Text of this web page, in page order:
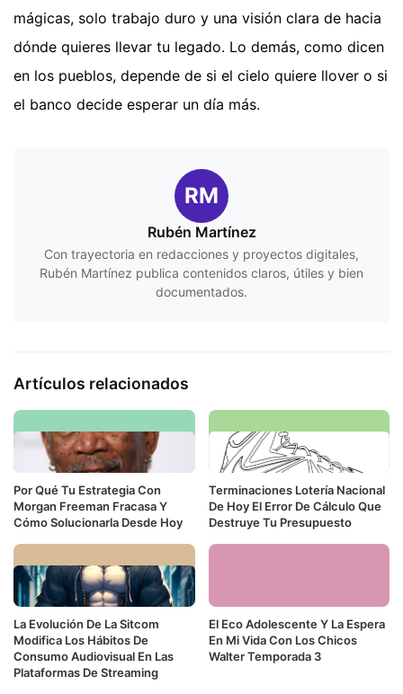
mágicas, solo trabajo duro y una visión clara de hacia
dónde quieres llevar tu legado. Lo demás, como dicen
en los pueblos, depende de si el cielo quiere llover o si
el banco decide esperar un día más.
RM
Rubén Martínez
Con trayectoria en redacciones y proyectos digitales,
Rubén Martínez publica contenidos claros, útiles y bien
documentados.
Artículos relacionados
Por Qué Tu Estrategia Con
Morgan Freeman Fracasa Y
Cómo Solucionarla Desde Hoy
Terminaciones Lotería Nacional
De Hoy El Error De Cálculo Que
Destruye Tu Presupuesto
La Evolución De La Sitcom
Modifica Los Hábitos De
Consumo Audiovisual En Las
Plataformas De Streaming
El Eco Adolescente Y La Espera
En Mi Vida Con Los Chicos
Walter Temporada 3